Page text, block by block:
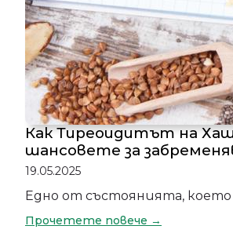
Как Тиреоидитът на
шансовете за
19.05.2025
Едно от състоянията, което
Прочетете повече →